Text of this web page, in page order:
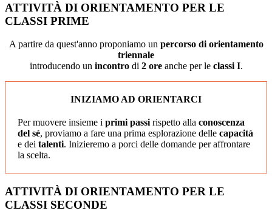
ATTIVITÀ DI ORIENTAMENTO PER LE
CLASSI PRIME
A partire da quest'anno proponiamo un percorso di orientamento
triennale
introducendo un incontrodi 2 oreanche per le classi I.
INIZIAMO AD ORIENTARCI
Per muovere insieme i primi passi rispetto alla conoscenza
del sé, proviamo a fare una prima esplorazione delle capacità
e dei talenti. Inizieremo a porci delle domande per affrontare
la scelta.
ATTIVITÀ DI ORIENTAMENTO PER LE
CLASSI SECONDE